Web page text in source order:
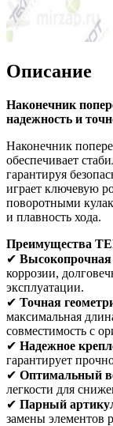
Описание
Наконечник
надежность и
Наконечник
обеспечивает
гарантируя
играет ключевую
поворотными
и плавность хода.
Преимущества
✔ Высокопрочная
коррозии,
эксплуатации.
✔ Точная
максимальная
совместимость с
✔ Надежное
гарантирует
✔ Оптимальный
легкости для
✔ Парный
замены элементов